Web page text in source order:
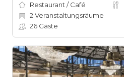
Restaurant / Café
2 Veranstaltungsräume
26 Gäste